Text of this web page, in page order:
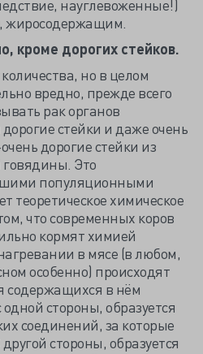
науглевоженные!)
жиросодержащим.
кроме дорогих стейков.
но в целом
вредно, прежде всего
рак органов
стейки и даже очень
дорогие стейки из
Это
популяционными
теоретическое химическое
что современных коров
кормят химией
в мясе (в любом,
особенно) происходят
содержащихся в нём
стороны, образуется
соединений, за которые
стороны, образуется